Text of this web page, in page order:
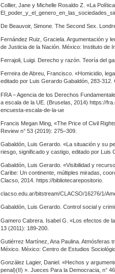
Collier, Jane y Michelle Rosaldo Z. «La
De Beauvoir, Simone. The Second Sex.
Fernández Ruiz, Graciela. Argumentación y
de Justicia de la Nación. México: Instituto de
Ferrajoli, Luigi. Derecho y razón. Teoría del
Ferreira de Abreu, Francisco. «Homicidio,
editado por Luis Gerardo Gabaldón, 283-312.
FRA – Agencia de los Derechos
a escala de la UE. (Bruselas, 2014) https://
encuesta-escala-de-la-ue
Francis Megan Ming, «The Price of Civil
Review n° 53 (2019): 275–309.
Gabaldón, Luis Gerardo. «La situación y su
riesgo, significado y castigo, editado por Luis
Gabaldón, Luis Gerardo. «Visibilidad y
Caribe: Un continente, múltiples miradas,
Clacso, 2014. https://bibliotecarepositorio.
clacso.edu.ar/bitstream/CLACSO/16276/1/
Gabaldón, Luis Gerardo. Control social y
Gamero Cabrera. Isabel G. «Los efectos de
13 (2011): 189-200.
Gutiérrez Martínez, Ana Paulina. Atmósferas
México. México: Centro de Estudios
González Lagier, Daniel. «Hechos y
penal)(II) ». Jueces Para la Democracia, n°